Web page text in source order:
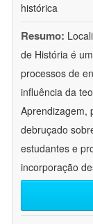
histórica
Resumo:
de História é
processos de
influência da
Aprendizagem,
debruçado
estudantes e
incorporação